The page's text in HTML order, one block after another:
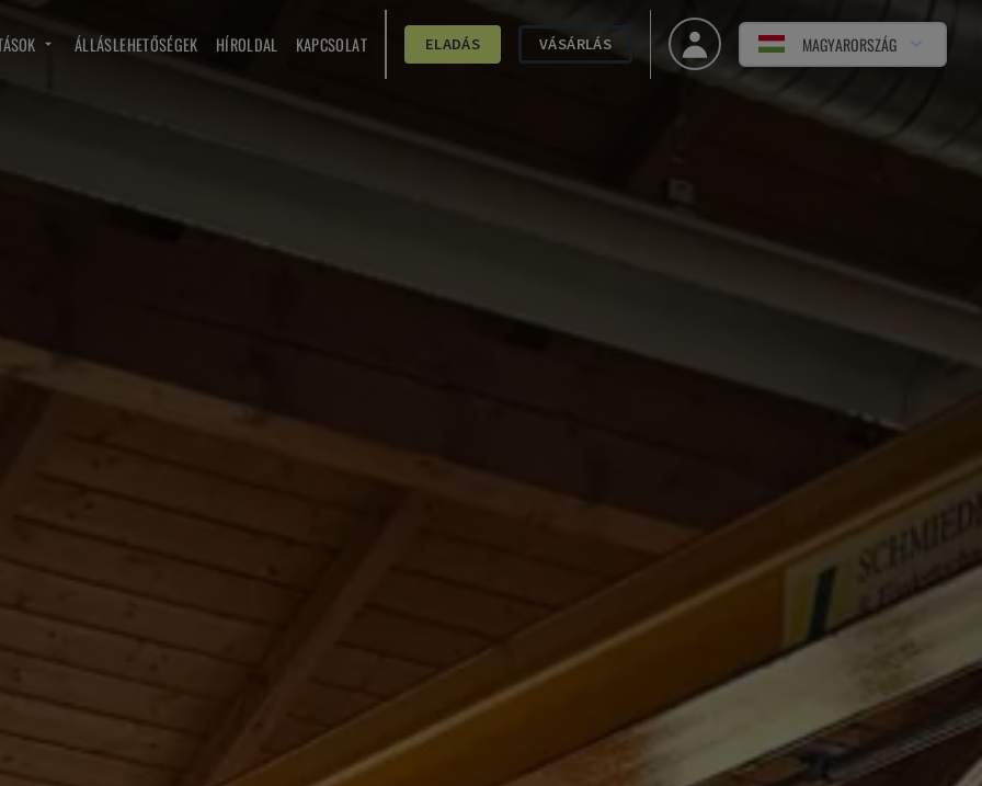
ÁLLÁSLEHETŐSÉGEK HÍROLDAL KAPCSOLAT ELADÁS VÁSÁRLÁS MAGYARORSZÁG